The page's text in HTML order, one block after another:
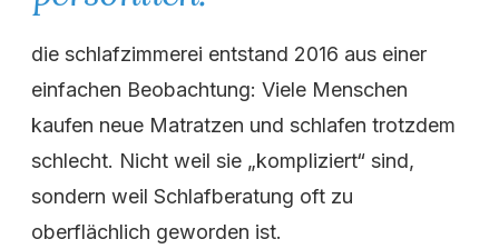
die schlafzimmerei entstand 2016 aus einer
einfachen Beobachtung: Viele Menschen
kaufen neue Matratzen und schlafen trotzdem
schlecht. Nicht weil sie „kompliziert“ sind,
sondern weil Schlafberatung oft zu
oberflächlich geworden ist.